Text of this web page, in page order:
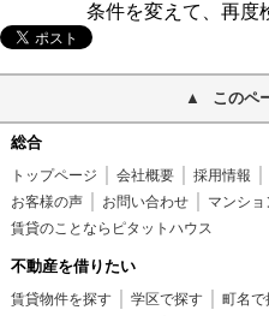
条件を変えて、再度
このペ
総合
トップページ 会社概要 採用情報
お客様の声
お問い合わせ
マンショ
賃貸のことならピタットハウス
不動産を借りたい
賃貸物件を探す 学区で探す 町名で